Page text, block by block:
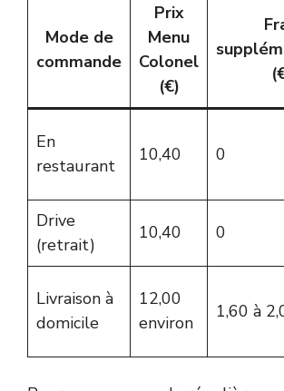
Mode de
commande
Prix
Menu
Colonel
(€)
En
restaurant
10,40 0
Drive
(retrait)
10,40 0
Livraison à
domicile
12,00
environ
1,60 à